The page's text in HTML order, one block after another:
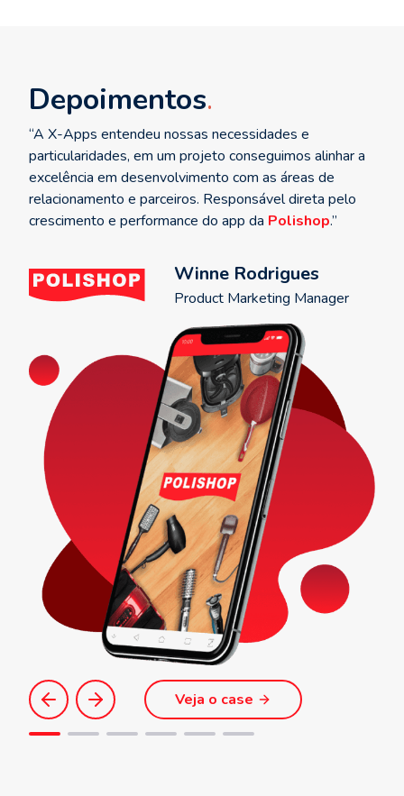
Depoimentos
“A X-Apps entendeu nossas necessidades e
particularidades, em um projeto conseguimos alinhar a
excelência em desenvolvimento com as áreas de
relacionamento e parceiros. Responsável direta pelo
crescimento e performance do app da Polishop.”
Winne Rodrigues
Product Marketing Manager
Veja o case